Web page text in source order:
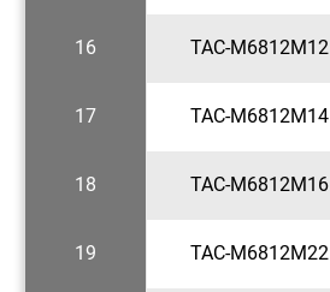
16 TAC-M6812M12
17 TAC-M6812M14
18 TAC-M6812M16
19 TAC-M6812M22